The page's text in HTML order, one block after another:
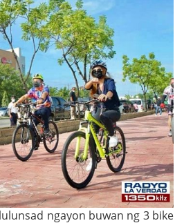
ngayon buwan ng 3 bike